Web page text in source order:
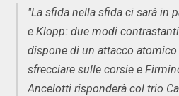
"La sfida nella sfida ci sarà in
e Klopp: due modi
dispone di un attacco atomico
sfrecciare sulle corsie e
Ancelotti risponderà col trio